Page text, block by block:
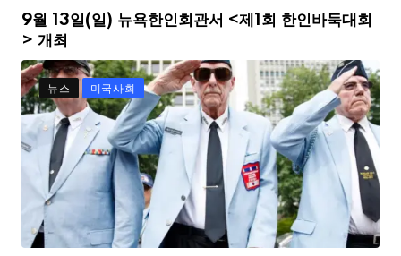
9월 13일(일) 뉴욕한인회관서 <제1회 한인바둑대회
> 개최
뉴스 미국사회